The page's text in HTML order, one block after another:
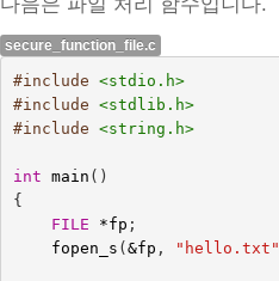
다음은 파일 처리 함수입니다.
secure_function_file.c
#include <stdio.h>
#include <stdlib.h>
#include <string.h>
int main ()
{
FILE
*fp ;
fopen_s ( &fp , "hello.txt"